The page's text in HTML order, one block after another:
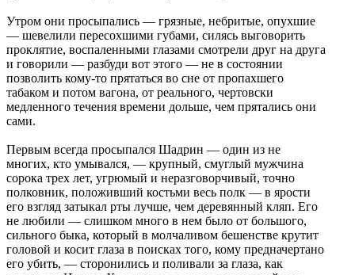
Утром они просыпались — грязные, небритые, опухшие
— шевелили пересохшими губами, силясь выговорить
проклятие, воспаленными глазами смотрели друг на друга
и говорили — разбуди вот этого — не в состоянии
позволить кому-то прятаться во сне от пропахшего
табаком и потом вагона, от реального, чертовски
медленного течения времени дольше, чем прятались они
сами.
Первым всегда просыпался Шадрин — один из не
многих, кто умывался, — крупный, смуглый мужчина
сорока трех лет, угрюмый и неразговорчивый, точно
полковник, положивший костьми весь полк — в ярости
его взгляд затыкал рты лучше, чем деревянный кляп. Его
не любили — слишком много в нем было от большого,
сильного быка, который в молчаливом бешенстве крутит
головой и косит глаза в поисках того, кому предначертано
его убить, — сторонились и поливали за глаза, как